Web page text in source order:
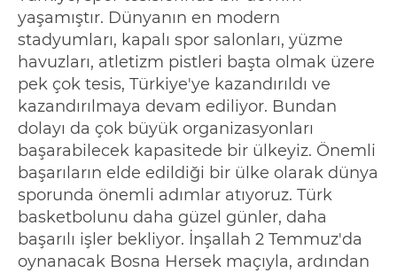
yaşamıştır. Dünyanın en modern
stadyumları, kapalı spor salonları, yüzme
havuzları, atletizm pistleri başta olmak üzere
pek çok tesis, Türkiye'ye kazandırıldı ve
kazandırılmaya devam ediliyor. Bundan
dolayı da çok büyük organizasyonları
başarabilecek kapasitede bir ülkeyiz. Önemli
başarıların elde edildiği bir ülke olarak dünya
sporunda önemli adımlar atıyoruz. Türk
basketbolunu daha güzel günler, daha
başarılı işler bekliyor. İnşallah 2 Temmuz'da
oynanacak Bosna Hersek maçıyla, ardından